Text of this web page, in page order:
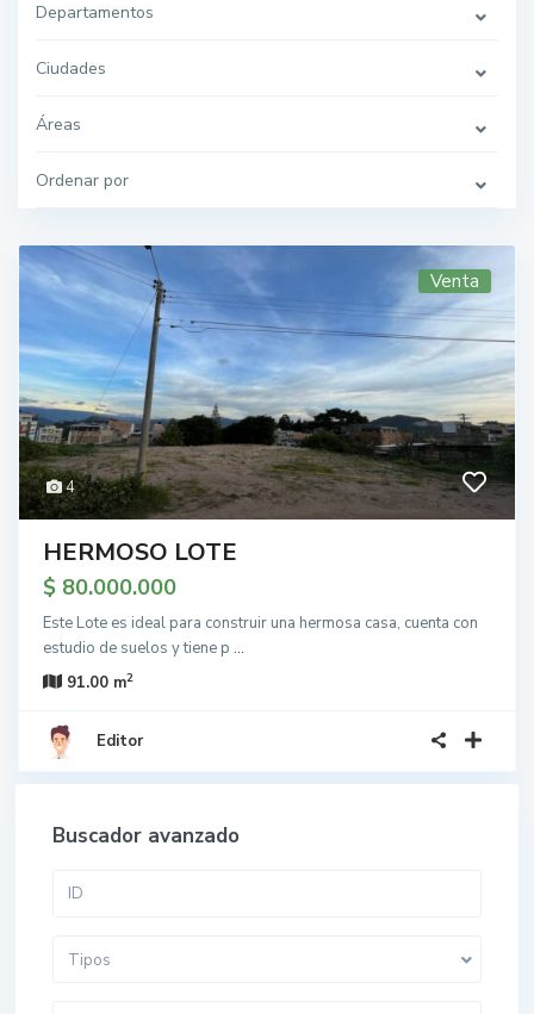
Departamentos
Ciudades
Áreas
Ordenar por
4
Venta
HERMOSO LOTE
$ 80.000.000
Este Lote es ideal para construir una hermosa casa, cuenta con
estudio de suelos y tiene p ...
91.00 m2
Editor
Buscador avanzado
Tipos